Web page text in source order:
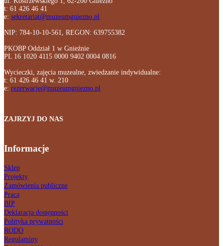
t: 61 426 46 41
e: sekretariat@muzeumgniezno.pl
NIP: 784-10-10-561, REGON: 639755382
PKOBP Oddział 1 w Gnieźnie
PL 16 1020 4115 0000 9402 0004 0816
Wycieczki, zajęcia muzealne, zwiedzanie indywidualne:
t: 61 426 46 41 w. 210
e: rezerwacje@muzeumgniezno.pl
ZAJRZYJ DO NAS
Informacje
Sklep
Projekty
Zamówienia publiczne
Praca
BIP
Deklaracja dostępności
Polityka prywatności
RODO
Regulaminy